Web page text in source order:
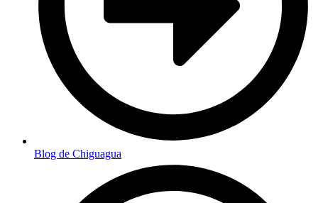
Blog de Chiguagua